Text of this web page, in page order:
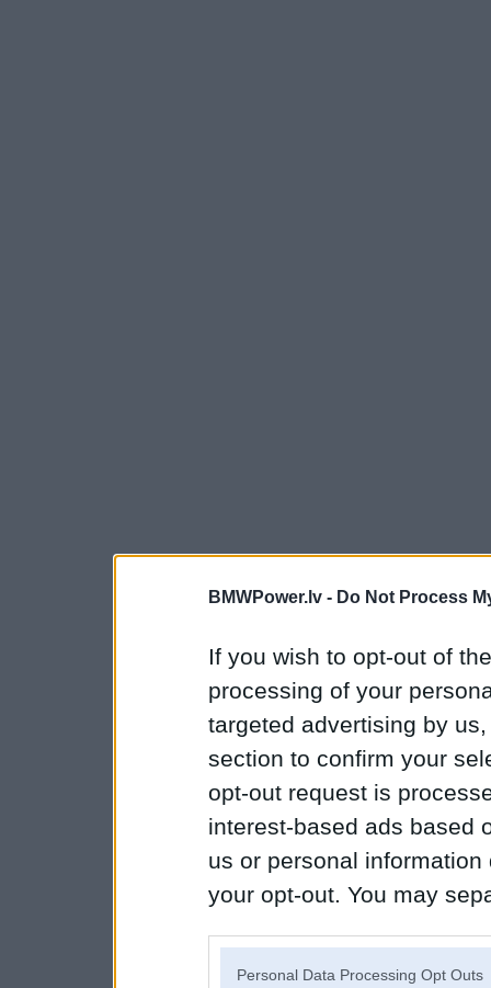
BMWPower.lv - Do Not Process
If you wish to opt-out of
processing of your
targeted advertising by
section to confirm your
opt-out request is
interest-based ads based
us or personal
your opt-out. You may
Personal Data Processing Opt Outs